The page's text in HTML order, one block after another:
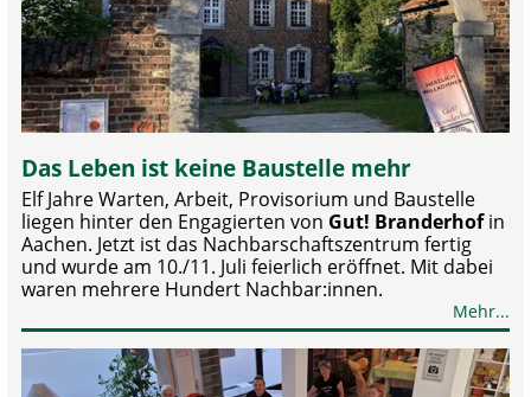
Das Leben ist keine Baustelle mehr
Elf Jahre Warten, Arbeit, Provisorium und Baustelle
liegen hinter den Engagierten von Gut! Branderhofin
Aachen. Jetzt ist das Nachbarschaftszentrum fertig
und wurde am 10./11. Juli feierlich eröffnet. Mit dabei
waren mehrere Hundert Nachbar:innen.
Mehr...